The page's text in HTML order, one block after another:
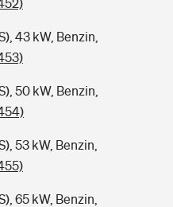
43 kW, Benzin,
50 kW, Benzin,
53 kW, Benzin,
65 kW, Benzin,